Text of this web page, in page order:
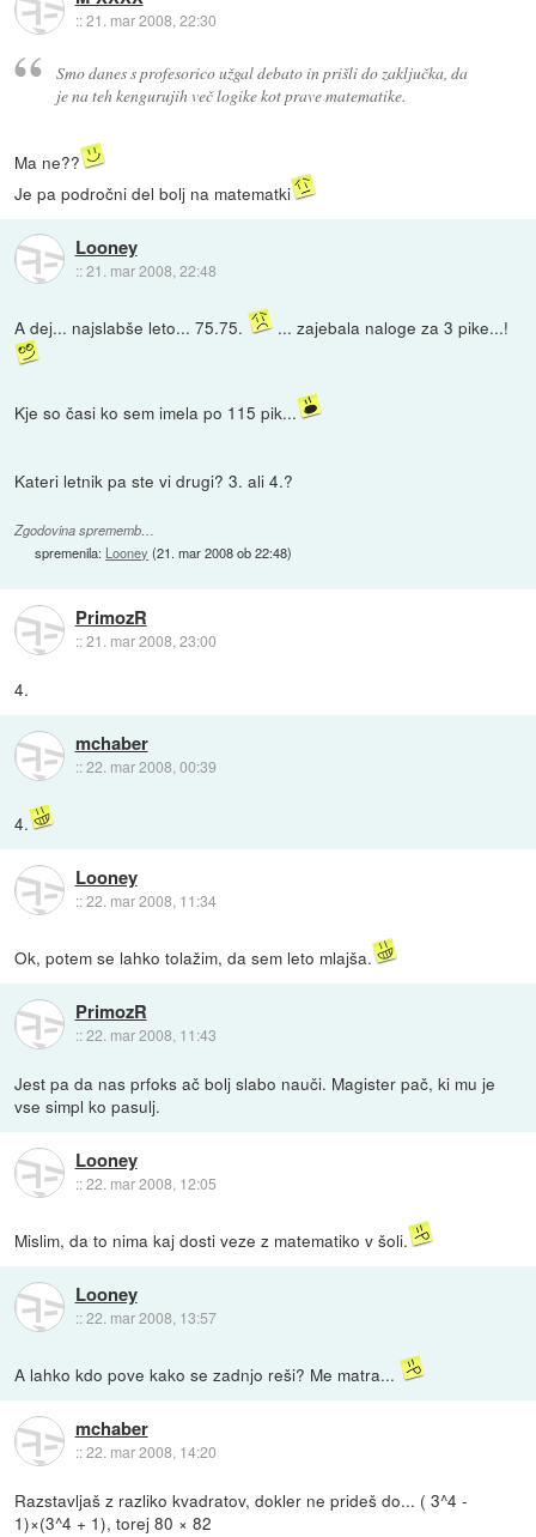
::21. mar 2008, 22:30
Smo danes s profesorico užgal debato in prišli do zaključka, da
je na teh kengurujih več logike kot prave matematike.
Ma ne??
Je pa področni del bolj na matematki
Looney
::21. mar 2008, 22:48
A dej... najslabše leto... 75.75. ... zajebala naloge za 3 pike...!
Kje so časi ko sem imela po 115 pik...
Kateri letnik pa ste vi drugi? 3. ali 4.?
Zgodovina sprememb…
spremenila: Looney (21. mar 2008 ob 22:48)
PrimozR
::21. mar 2008, 23:00
4.
mchaber
::22. mar 2008, 00:39
4.
Looney
::22. mar 2008, 11:34
Ok, potem se lahko tolažim, da sem leto mlajša.
PrimozR
::22. mar 2008, 11:43
Jest pa da nas prfoks ač bolj slabo nauči. Magister pač, ki mu je
vse simpl ko pasulj.
Looney
::22. mar 2008, 12:05
Mislim, da to nima kaj dosti veze z matematiko v šoli.
Looney
::22. mar 2008, 13:57
A lahko kdo pove kako se zadnjo reši? Me matra...
mchaber
::22. mar 2008, 14:20
Razstavljaš z razliko kvadratov, dokler ne prideš do... ( 3^4 -
1)×(3^4 + 1), torej 80 × 82